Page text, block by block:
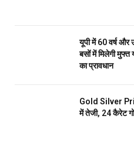
यूपी में 60 वर्ष
बसों में मिलेगी
का प्रावधान
Gold Silver
में तेजी, 24 कैरेट